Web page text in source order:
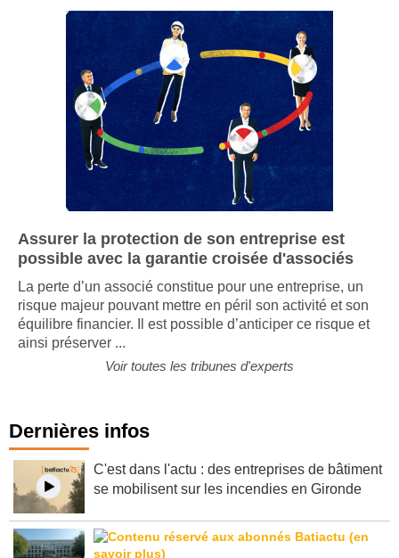
Assurer la protection de son entreprise est
possible avec la garantie croisée d'associés
La perte d’un associé constitue pour une entreprise, un
risque majeur pouvant mettre en péril son activité et son
équilibre financier. Il est possible d’anticiper ce risque et
Dernières infos
C'est dans l'actu : des entreprises de bâtiment